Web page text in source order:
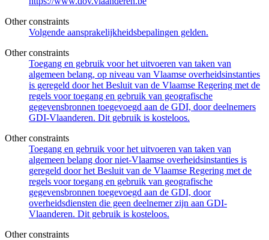
Other constraints
Volgende aansprakelijkheidsbepalingen gelden.
Other constraints
Toegang en gebruik voor het uitvoeren van taken van
algemeen belang, op niveau van Vlaamse overheidsinstanties
is geregeld door het Besluit van de Vlaamse Regering met de
regels voor toegang en gebruik van geografische
gegevensbronnen toegevoegd aan de GDI, door deelnemers
GDI-Vlaanderen. Dit gebruik is kosteloos.
Other constraints
Toegang en gebruik voor het uitvoeren van taken van
algemeen belang door niet-Vlaamse overheidsinstanties is
geregeld door het Besluit van de Vlaamse Regering met de
regels voor toegang en gebruik van geografische
gegevensbronnen toegevoegd aan de GDI, door
overheidsdiensten die geen deelnemer zijn aan GDI-
Vlaanderen. Dit gebruik is kosteloos.
Other constraints